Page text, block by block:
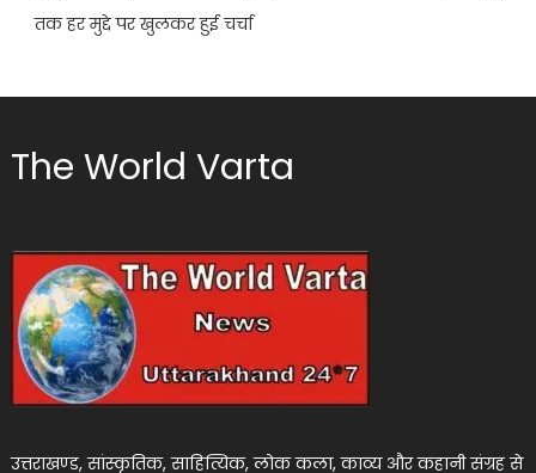
तक हर मुद्दे पर खुलकर हुई चर्चा
The World Varta
उत्तराखण्ड, सांस्कृतिक, साहित्यिक, लोक कला, काव्य और कहानी संग्रह से